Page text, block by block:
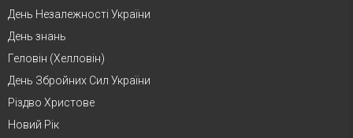
День Незалежності України
День знань
Геловін (Хелловін)
День Збройних Сил України
Різдво Христове
Новий Рік